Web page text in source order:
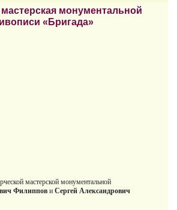
мастерская монументальной
«Бригада»
мастерской монументальной
Филиппов и Сергей Александрович